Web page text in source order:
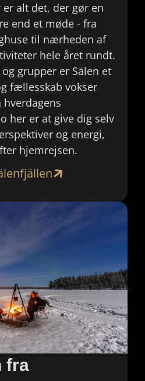
alt det, der gør en
end et møde - fra
til nærheden af
hele året rundt.
grupper er Sälen et
fællesskab vokser
her er at give dig selv
og energi,
hjemrejsen.
fra